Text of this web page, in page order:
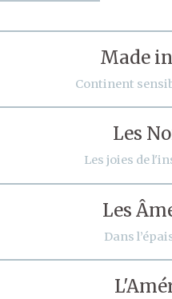
Made
Continent
Les
Les joies de
Les
Dans